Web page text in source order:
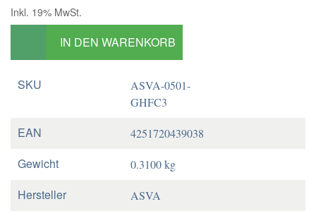
Inkl. 19% MwSt.
IN DEN WARENKORB
SKU
ASVA-0501-
GHFC3
EAN 4251720439038
Gewicht 0.3100 kg
Hersteller ASVA